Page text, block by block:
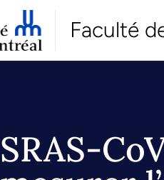
Faculté
SRAS-